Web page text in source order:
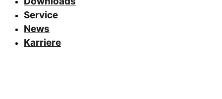
Service
News
Karriere